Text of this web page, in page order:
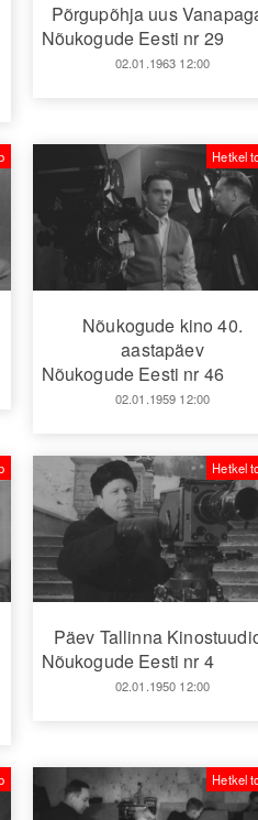
Põrgupõhja uus
Nõukogude Eesti nr 29
02.01.1963 12:00
Nõukogude kino 40.
aastapäev
Nõukogude Eesti nr 46
02.01.1959 12:00
Hetkel
Päev Tallinna
Nõukogude Eesti nr 4
02.01.1950 12:00
Hetkel
Hetkel